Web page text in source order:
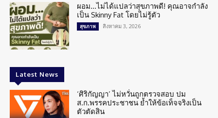
ผอม…ไม่ได้แปลว่าสุขภาพดี! คุณอาจกำลัง
เป็น Skinny Fat โดยไม่รู้ตัว
สุขภาพ สิงหาคม 3, 2026
Latest News
‘ศิริกัญญา’ ไม่หวั่นถูกตรวจสอบ ปม
ส.ก.พรรคประชาชน ย้ำให้ข้อเท็จจริงเป็น
ตัวตัดสิน